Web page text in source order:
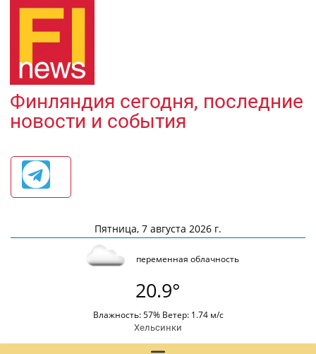
Финляндия сегодня, последние
новости и события
Пятница, 7 августа 2026 г.
переменная облачность
20.9°
Влажность: 57% Ветер: 1.74 м/с
Хельсинки